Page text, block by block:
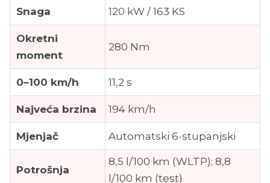
Snaga 120 kW / 163 KS
Okretni
moment
280 Nm
0–100 km/h 11,2 s
Najveća brzina 194 km/h
Mjenjač Automatski 6-stupanjski
Potrošnja
8,5 l/100 km (WLTP); 8,8
l/100 km (test)